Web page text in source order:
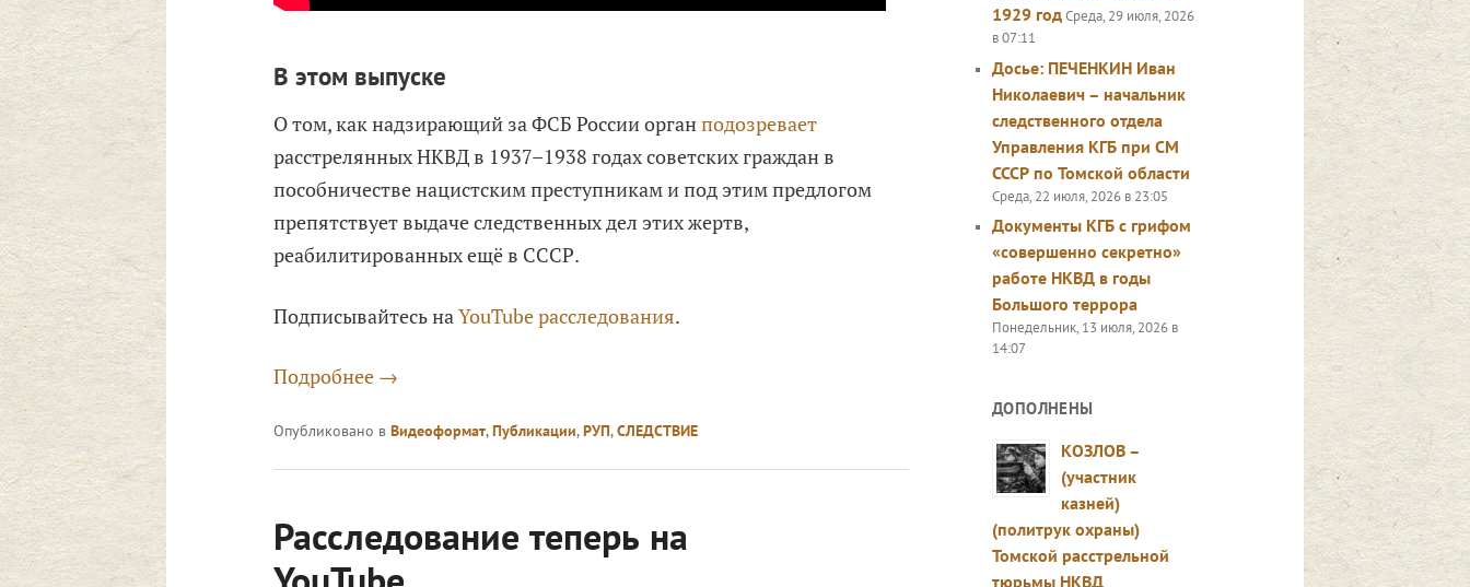
В этом выпуске
О том, как надзирающий за ФСБ России органподозревает
расстрелянных НКВД в 1937–1938 годах советских граждан в
пособничестве нацистским преступникам и под этим предлогом
препятствует выдаче следственных дел этих жертв,
реабилитированных ещё в СССР.
Подписывайтесь на YouTube расследования.
Подробнее →
Опубликовано в Видеоформат,Публикации,РУП,СЛЕДСТВИЕ
Расследование теперь на
1929 годСреда, 29 июля, 2026
в 07:11
Досье: ПЕЧЕНКИН Иван
Николаевич – начальник
следственного отдела
Управления КГБ при СМ
СССР по Томской области
Среда, 22 июля, 2026 в 23:05
Документы КГБ с грифом
«совершенно секретно»
работе НКВД в годы
Большого террора
Понедельник, 13 июля, 2026 в
14:07
ДОПОЛНЕНЫ
КОЗЛОВ –
(участник
казней)
(политрук охраны)
Томской расстрельной
тюрьмы НКВД